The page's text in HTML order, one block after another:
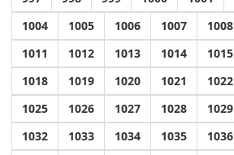
1004
1005 1006 1007 1008
1011
1012 1013 1014 1015
1018
1019 1020 1021 1022
1025
1026 1027 1028 1029
1032
1033 1034 1035 1036